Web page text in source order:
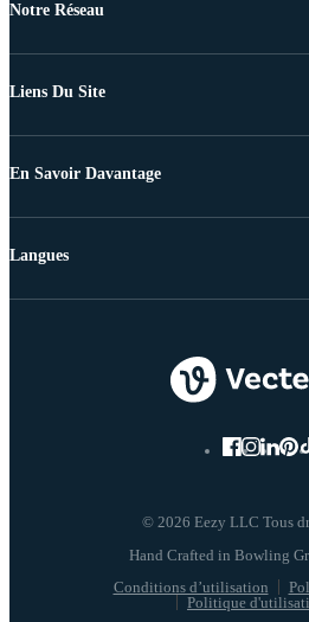
Notre Réseau
Liens Du Site
En Savoir Davantage
© 2026 Eezy LLC Tous
Conditions d’utilisation
Politique
Langues